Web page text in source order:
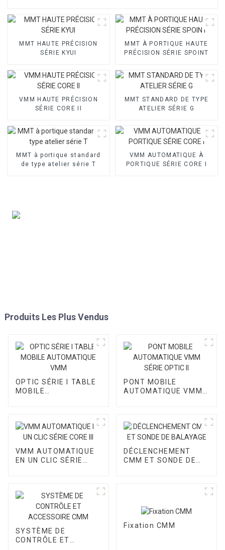
MMT HAUTE PRÉCISION
SÉRIE KYUI
MMT À PORTIQUE HAUTE
PRÉCISION SÉRIE SPOINT
VMM HAUTE PRÉCISION
SÉRIE CORE II
MMT STANDARD DE TYPE
ATELIER SÉRIE G
MMT à portique standard
de type atelier série T
VMM AUTOMATIQUE À
PORTIQUE SÉRIE CORE I
Produits Les Plus Vendus
OPTIC SÉRIE I TABLE
MOBILE
PONT MOBILE
AUTOMATIQUE VMM
VMM AUTOMATIQUE
EN UN CLIC SÉRIE
DÉCLENCHEMENT
CMM ET SONDE DE
SYSTÈME DE
CONTRÔLE ET
Fixation CMM